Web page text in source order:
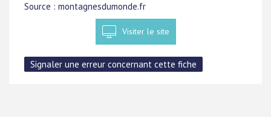
Source : montagnesdumonde.fr
Visiter le site